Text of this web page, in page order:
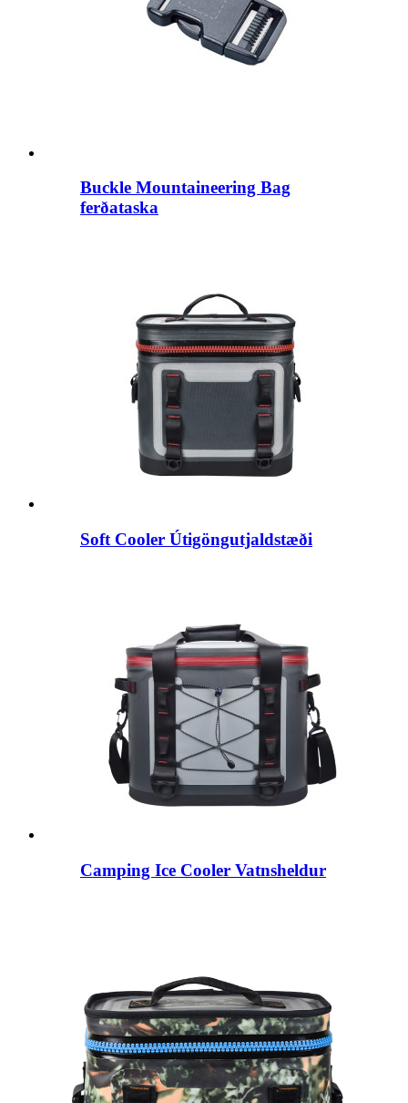
Buckle Mountaineering Bag
ferðataska
Soft Cooler Útigöngutjaldstæði
Camping Ice Cooler Vatnsheldur